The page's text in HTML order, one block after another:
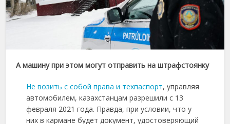
А машину при этом могут отправить на штрафстоянку
Не возить с собой права и техпаспорт, управляя
автомобилем, казахстанцам разрешили с 13
февраля 2021 года. Правда, при условии, что у
них в кармане будет документ, удостоверяющий